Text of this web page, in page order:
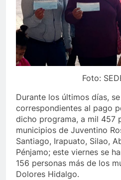
Foto:
Durante los últimos días,
correspondientes al pago
dicho programa, a mil 457
municipios de Juventino
Santiago, Irapuato, Silao,
Pénjamo; este viernes se
156 personas más de los
Dolores Hidalgo.